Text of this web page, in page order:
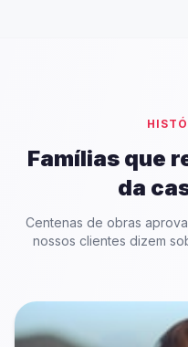
Famílias que
da
Centenas de obras
nossos clientes dizem